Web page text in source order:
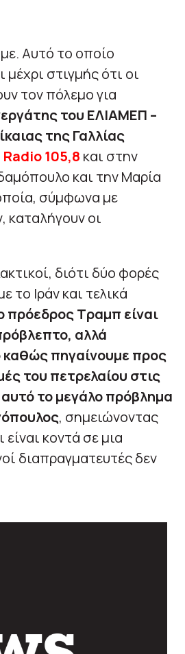
Αυτό το οποίο
στιγμής ότι οι
τον πόλεμο για
του ΕΛΙΑΜΕΠ –
της Γαλλίας
Radio 105,8 και στην
και την Μαρία
σύμφωνα με
καταλήγουν οι
διότι δύο φορές
το Ιράν και τελικά
πρόεδρος Τραμπ είναι
αλλά
καθώς πηγαίνουμε προς
του πετρελαίου στις
αυτό το μεγάλο πρόβλημα
, σημειώνοντας
κοντά σε μια
διαπραγματευτές δεν